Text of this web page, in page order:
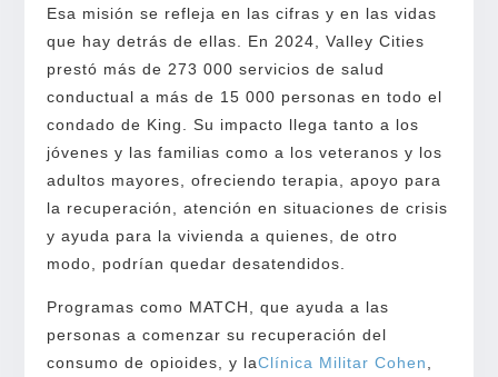
Esa misión se refleja en las cifras y en las vidas
que hay detrás de ellas. En 2024, Valley Cities
prestó más de 273 000 servicios de salud
conductual a más de 15 000 personas en todo el
condado de King. Su impacto llega tanto a los
jóvenes y las familias como a los veteranos y los
adultos mayores, ofreciendo terapia, apoyo para
la recuperación, atención en situaciones de crisis
y ayuda para la vivienda a quienes, de otro
modo, podrían quedar desatendidos.
Programas como MATCH, que ayuda a las
personas a comenzar su recuperación del
consumo de opioides, y laClínica Militar Cohen